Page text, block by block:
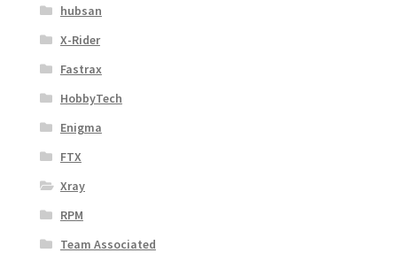
hubsan
X-Rider
Fastrax
HobbyTech
Enigma
FTX
Xray
RPM
Team Associated